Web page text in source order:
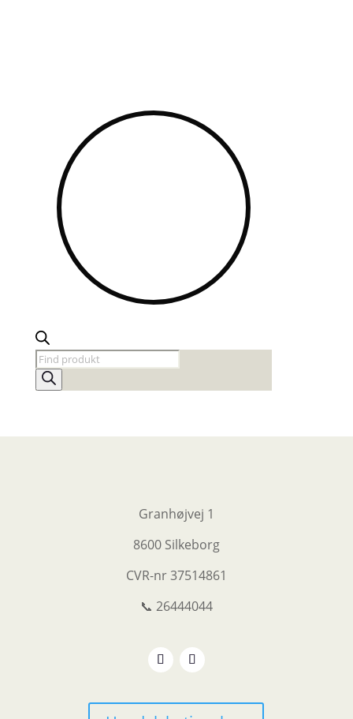
Products
search
Granhøjvej 1
8600 Silkeborg
CVR-nr37514861
📞 26444044